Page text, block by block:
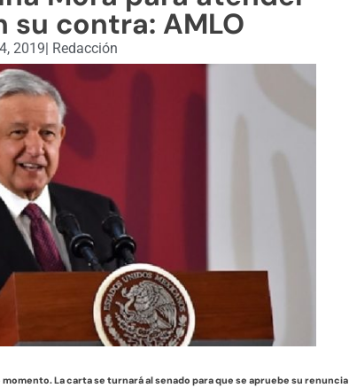
su contra: AMLO
2019 Redacción
La carta se turnará al senado para que se apruebe su renuncia